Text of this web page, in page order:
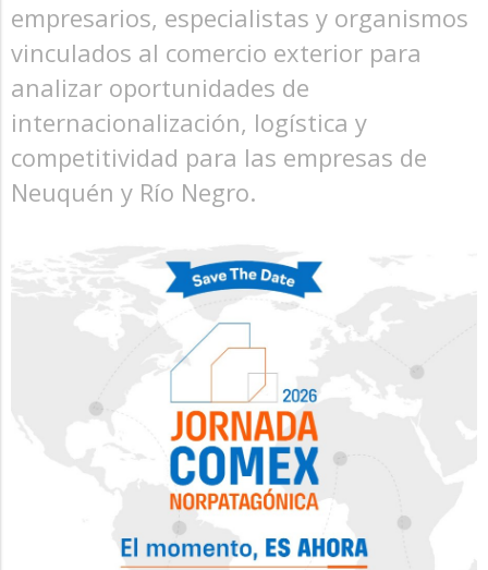
empresarios, especialistas y organismos
vinculados al comercio exterior para
analizar oportunidades de
internacionalización, logística y
competitividad para las empresas de
Neuquén y Río Negro.